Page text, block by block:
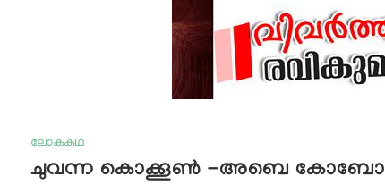
ലോകകഥ
ചുവന്ന കൊക്കൂൺ -അബെ കോബോ